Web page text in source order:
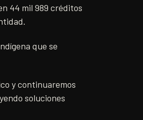
44 mil 989 créditos
que se
y continuaremos
soluciones